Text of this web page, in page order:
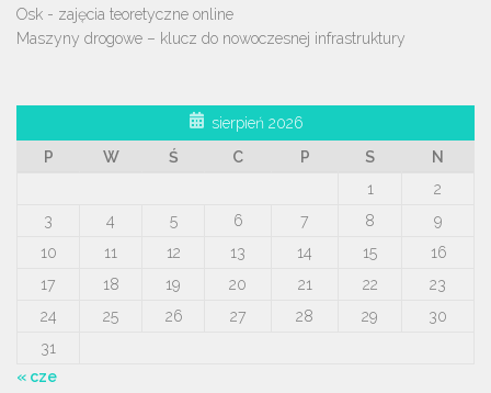
Osk - zajęcia teoretyczne online
Maszyny drogowe – klucz do nowoczesnej infrastruktury
sierpień 2026
P
W Ś C P S
N
1
2
3
4 5 6 7 8
9
10
11 12 13 14 15
16
17
18 19 20 21 22
23
24
25 26 27 28 29
30
31
« cze